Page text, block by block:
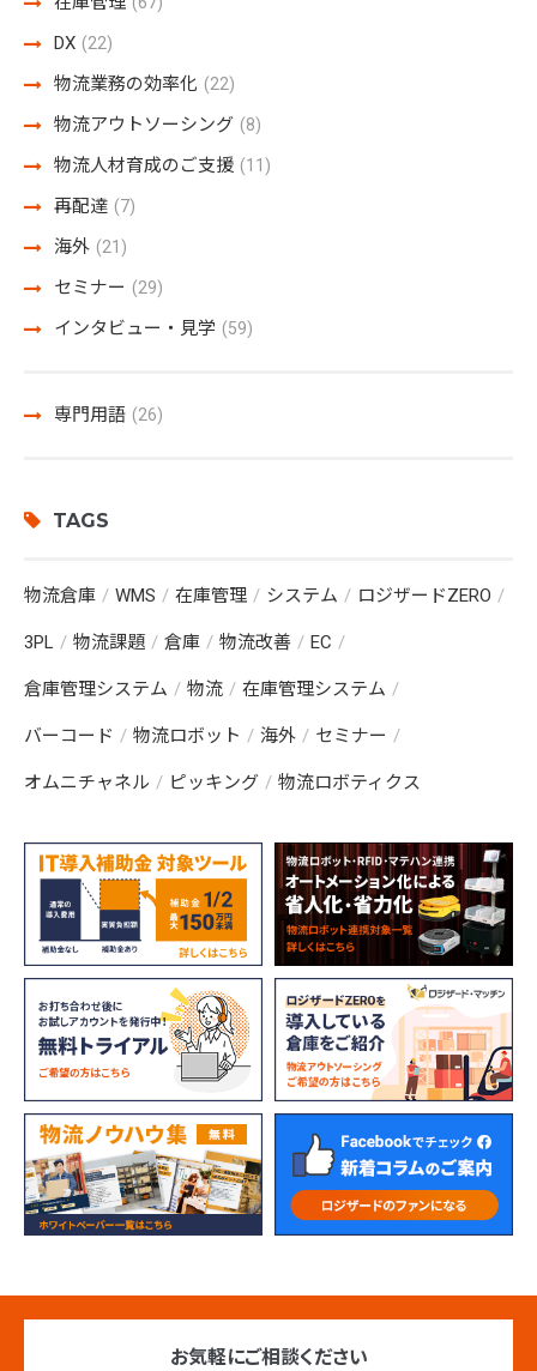
DX (22)
物流業務の効率化 (22)
物流アウトソーシング (8)
物流人材育成のご支援 (11)
再配達 (7)
海外 (21)
セミナー (29)
インタビュー・見学 (59)
専門用語 (26)
TAGS
物流倉庫 WMS 在庫管理 システム ロジザードZERO
3PL 物流課題 倉庫 物流改善 EC
倉庫管理システム 物流 在庫管理システム
バーコード 物流ロボット 海外 セミナー
オムニチャネル ピッキング 物流ロボティクス
お気軽にご相談ください